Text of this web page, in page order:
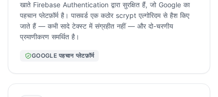
खाते Firebase Authentication द्वारा सुरक्षित हैं, जो Google का
पहचान प्लेटफ़ॉर्म है। पासवर्ड एक कठोर scrypt एल्गोरिदम से हैश किए
जाते हैं — कभी सादे टेक्स्ट में संग्रहीत नहीं — और दो-चरणीय
प्रमाणीकरण समर्थित है।
GOOGLE पहचान प्लेटफ़ॉर्म